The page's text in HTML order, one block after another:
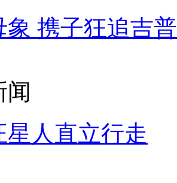
象 携子狂追吉
闻
星人直立行走